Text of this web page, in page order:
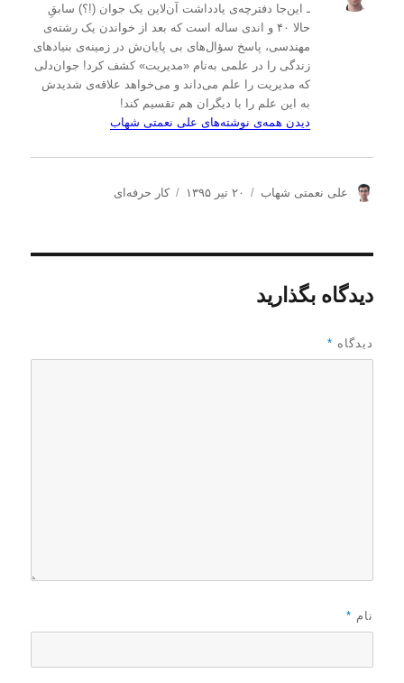
ـ این‌جا دفترچه‌ی یادداشت‌ آن‌لاین یک جوان (!؟) سابقِ
حالا ۴۰ و اندی ساله است که بعد از خواندن یک رشته‌ی
مهندسی، پاسخ سؤال‌های بی پایان‌ش در زمینه‌ی بنیادهای
زندگی را در علمی به‌نام «مدیریت» کشف کرد! جوان‌دلی
که مدیریت را علم می‌داند و می‌خواهد علاقه‌ی شدیدش
به این علم را با دیگران هم تقسیم کند!
دیدن همه‌ی نوشته‌های علی نعمتی شهاب
ن
د
ه
علی نعمتی شهاب
ا
ر
۲۰ تیر ۱۳۹۵
دکار حرفه‌ای
دیدگاه بگذارید
دیدگاه *
نام *